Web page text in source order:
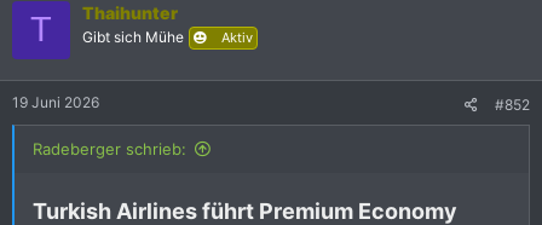
e
n
:
T Thaihunter
Gibt sich Mühe Aktiv
19 Juni 2026 #852
Radeberger schrieb:
Turkish Airlines führt Premium Economy